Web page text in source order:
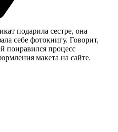
подарила сестре, она
себе фотокнигу. Говорит,
понравился процесс
макета на сайте.